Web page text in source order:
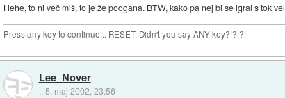
Hehe, to ni več miš, to je že podgana. BTW, kako pa nej bi se igral s tok
Press any key to continue... RESET. Didn't you say ANY key?!?!?!
Lee_Nover
:: 5. maj 2002, 23:56